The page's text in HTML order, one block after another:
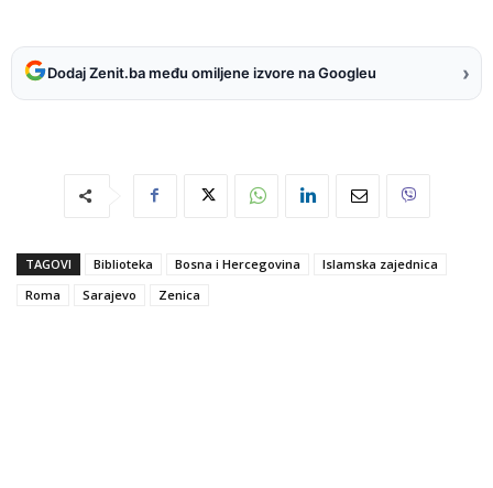
Dodaj Zenit.ba među omiljene izvore na Googleu ›
TAGOVI Biblioteka Bosna i Hercegovina
Islamska zajednica
Roma
Sarajevo Zenica